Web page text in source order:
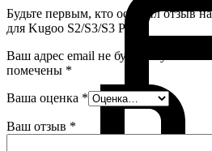
Будьте первым, кто оставил отзыв
для Kugoo S2/S3/S3 Pro”
Ваш адрес email не будет
помечены *
Ваша оценка *
Ваш отзыв *